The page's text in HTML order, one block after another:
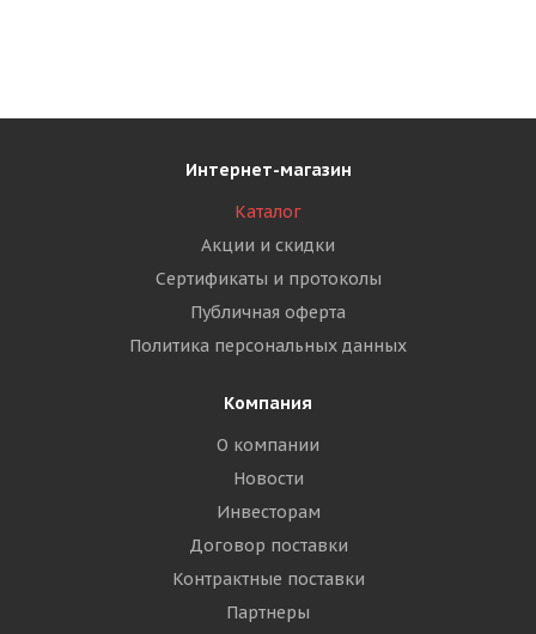
Интернет-магазин
Каталог
Акции и скидки
Сертификаты и протоколы
Публичная оферта
Политика персональных данных
Компания
О компании
Новости
Инвесторам
Договор поставки
Контрактные поставки
Партнеры